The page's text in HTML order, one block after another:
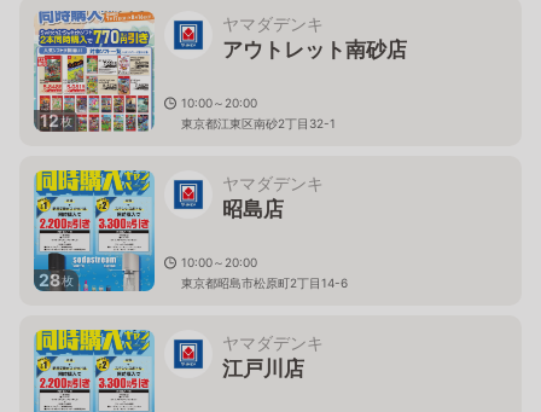
12枚
ヤマダデンキ
アウトレット南砂店
10:00～20:00
東京都江東区南砂2丁目32-1
28枚
ヤマダデンキ
昭島店
10:00～20:00
東京都昭島市松原町2丁目14-6
ヤマダデンキ
江戸川店